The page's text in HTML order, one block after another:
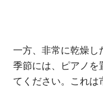
一方、非常に乾燥し
季節には、ピアノを
てください。これは